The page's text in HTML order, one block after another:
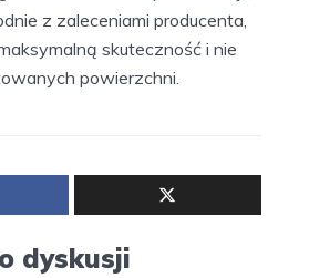
z zaleceniami producenta,
skuteczność i nie
powierzchni.
dyskusji